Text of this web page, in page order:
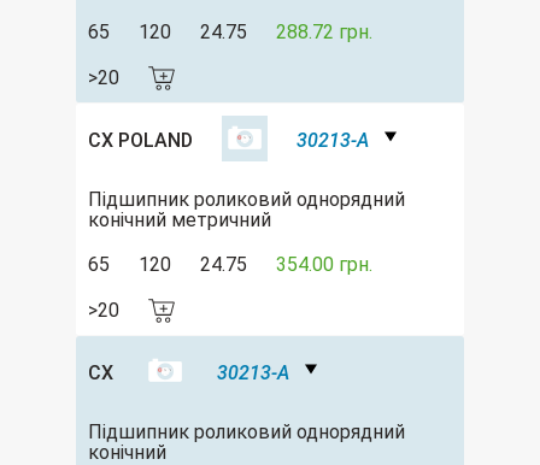
65
120 24.75 288.72 грн.
>20
CX POLAND 30213-A
Підшипник роликовий однорядний
конічний метричний
65
120 24.75 354.00 грн.
>20
CX 30213-A
Підшипник роликовий однорядний
конічний